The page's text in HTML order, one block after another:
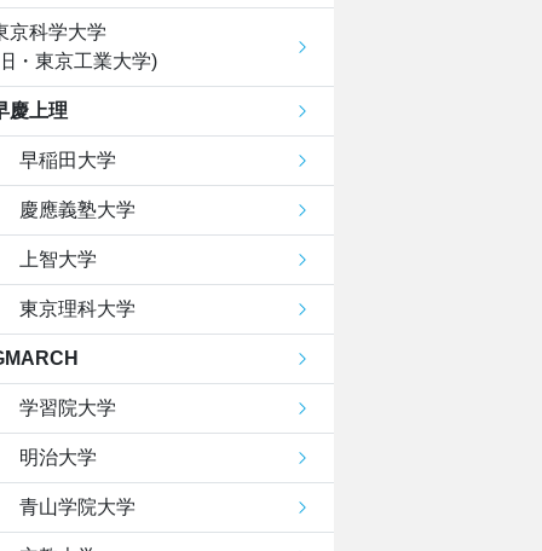
京科学大学
・東京工業大学)
慶上理
早稲田大学
慶應義塾大学
上智大学
東京理科大学
学習院大学
明治大学
青山学院大学